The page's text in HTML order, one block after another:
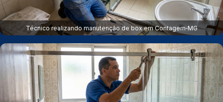
Técnico realizando manutenção de box em Contagem‑MG